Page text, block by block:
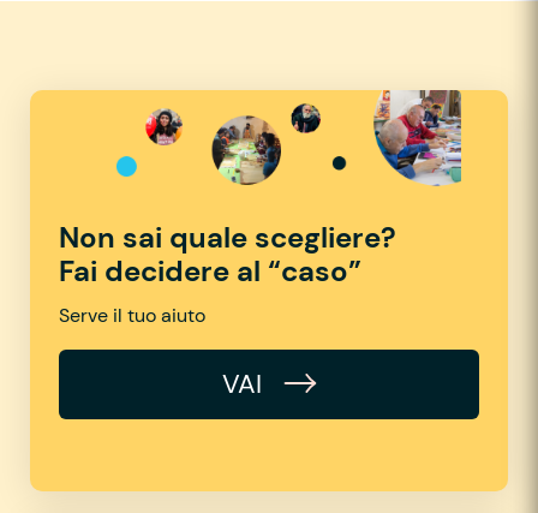
Non sai quale scegliere?
Fai decidere al “caso”
Serve il tuo aiuto
VAI